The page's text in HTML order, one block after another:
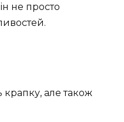
не просто
крапку, але також